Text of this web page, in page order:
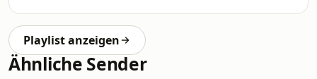
Playlist anzeigen
Ähnliche Sender